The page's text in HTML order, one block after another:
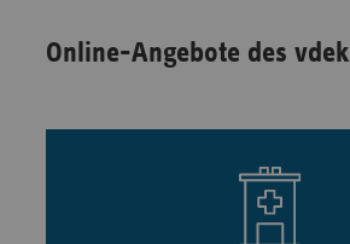
Online-Angebote des vdek